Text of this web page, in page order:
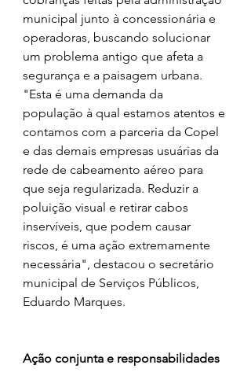
municipal junto à concessionária e
operadoras, buscando solucionar
um problema antigo que afeta a
segurança e a paisagem urbana.
"Esta é uma demanda da
população à qual estamos atentos e
contamos com a parceria da Copel
e das demais empresas usuárias da
rede de cabeamento aéreo para
que seja regularizada. Reduzir a
poluição visual e retirar cabos
inservíveis, que podem causar
riscos, é uma ação extremamente
necessária", destacou o secretário
municipal de Serviços Públicos,
Eduardo Marques.
Ação conjunta e responsabilidades